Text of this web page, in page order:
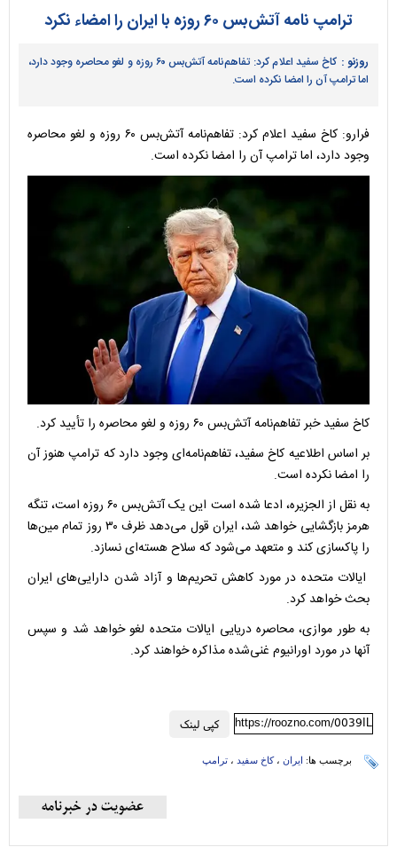
ترامپ نامه آتش‌بس ۶۰ روزه با ایران را امضاء نکرد
روزنو :
کاخ سفید اعلام کرد: تفاهم‌نامه آتش‌بس ۶۰ روزه و لغو محاصره وجود دارد،
اما ترامپ آن را امضا نکرده است.
فرارو: کاخ سفید اعلام کرد: تفاهم‌نامه آتش‌بس ۶۰ روزه و لغو محاصره
وجود دارد، اما ترامپ آن را امضا نکرده است.
کاخ سفید خبر تفاهم‌نامه آتش‌بس ۶۰ روزه و لغو محاصره را تأیید کرد.
بر اساس اطلاعیه کاخ سفید، تفاهم‌نامه‌ای وجود دارد که ترامپ هنوز آن
را امضا نکرده است.
به نقل از الجزیره، ادعا شده است این یک آتش‌بس ۶۰ روزه است، تنگه
هرمز بازگشایی خواهد شد، ایران قول می‌دهد ظرف ۳۰ روز تمام مین‌ها
را پاکسازی کند و متعهد می‌شود که سلاح هسته‌ای نسازد.
ایالات متحده در مورد کاهش تحریم‌ها و آزاد شدن دارایی‌های ایران
بحث خواهد کرد.
به طور موازی، محاصره دریایی ایالات متحده لغو خواهد شد و سپس
آنها در مورد اورانیوم غنی‌شده مذاکره خواهند کرد.
کپی لینک https://roozno.com/0039IL
برچسب ها: ایران ،کاخ سفید ، ترامپ